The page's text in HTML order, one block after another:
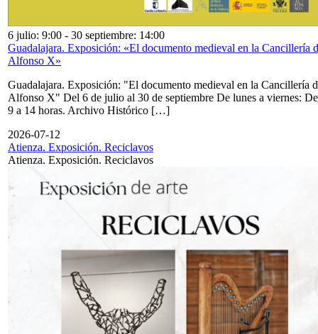
6 julio: 9:00 - 30 septiembre: 14:00
Guadalajara. Exposición: «El documento medieval en la Cancillería
Alfonso X»
Guadalajara. Exposición: "El documento medieval en la Cancillería
Alfonso X" Del 6 de julio al 30 de septiembre De lunes a viernes: De
9 a 14 horas. Archivo Histórico […]
2026-07-12
Atienza. Exposición. Reciclavos
Atienza. Exposición. Reciclavos